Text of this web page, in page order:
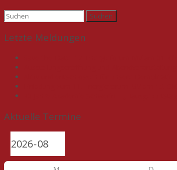
Suchen
nach:
Letzte Meldungen
Aktuelle Termine